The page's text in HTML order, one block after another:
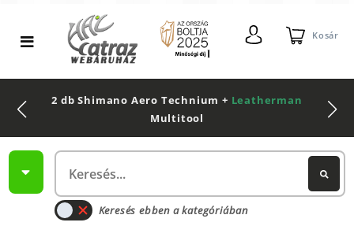
Kosár
2 db Shimano Aero Technium + Leatherman
Multitool
Keresés ebben a kategóriában